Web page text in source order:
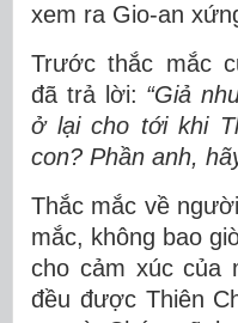
xem ra Gio-an
Trước thắc mắc
đã trả lời: “Giả
ở lại cho tới khi
con? Phần anh,
Thắc mắc về
mắc, không bao
cho cảm xúc của
đều được Thiên